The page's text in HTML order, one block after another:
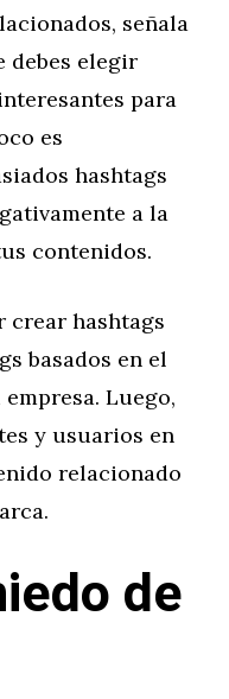
señala
debes elegir
para
es
hashtags
a la
contenidos.
crear hashtags
basados en el
Luego,
y usuarios en
relacionado
de